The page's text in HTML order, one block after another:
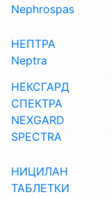
Nephrospas
НЕПТРА
Neptra
НЕКСГАРД
СПЕКТРА
NEXGARD
SPECTRA
НИЦИЛАН
ТАБЛЕТКИ